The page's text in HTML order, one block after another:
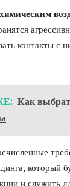
контакты с
Как
который
и служить